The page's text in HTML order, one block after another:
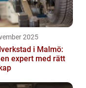
2025
i Malmö:
expert med rätt